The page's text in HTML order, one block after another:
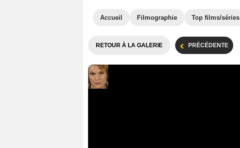
Accueil Filmographie Top films/séries
RETOUR À LA GALERIE PRÉCÉDENTE